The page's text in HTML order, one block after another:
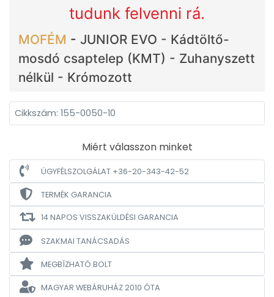
tudunk felvenni rá.
MOFÉM - JUNIOR EVO - Kádtöltő-
mosdó csaptelep (KMT) - Zuhanyszett
nélkül - Krómozott
Cikkszám: 155-0050-10
Miért válasszon minket
ÜGYFÉLSZOLGÁLAT +36-20-343-42-52
TERMÉK GARANCIA
14 NAPOS VISSZAKÜLDÉSI GARANCIA
SZAKMAI TANÁCSADÁS
MEGBÍZHATÓ BOLT
MAGYAR WEBÁRUHÁZ2010 ÓTA